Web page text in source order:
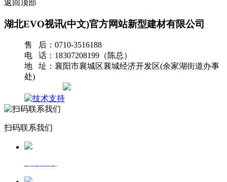
返回顶部
湖北EVO视讯(中文)官方网站新型建材有限公司
售 后：0710-3516188
电 话：18307208199（陈总）
地 址：襄阳市襄城区襄城经济开发区(余家湖街道办事
处)
扫码联系我们